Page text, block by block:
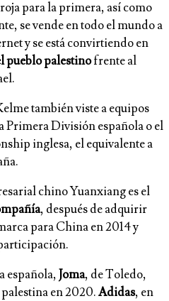
para la primera, así como
se vende en todo el mundo a
y se está convirtiendo en
pueblo palestinofrente al
también viste a equipos
Primera División española o el
inglesa, el equivalente a
chino Yuanxiang es el
, después de adquirir
para China en 2014 y
española,Joma, de Toledo,
en 2020.Adidas, en